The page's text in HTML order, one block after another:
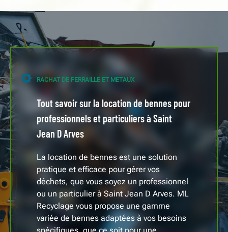
RACHAT DE FERRAILLE ET METAUX
Tout savoir sur la location de bennes pour
professionnels et particuliers à Saint
Jean D Arves
La location de bennes est une solution
pratique et efficace pour gérer vos
déchets, que vous soyez un professionnel
ou un particulier à Saint Jean D Arves. ML
Recyclage vous propose une gamme
variée de bennes adaptées à vos besoins
spécifiques, que ce soit pour une